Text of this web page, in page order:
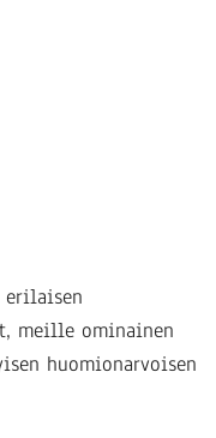
erilaisen
meille ominainen
huomionarvoisen